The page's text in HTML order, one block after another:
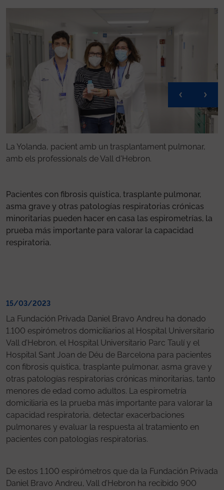
La Yolanda, pacient amb un trasplantament pulmonar,
amb els professionals de Vall d'Hebron.
Pacientes con fibrosis quística, trasplante pulmonar,
asma grave y otras patologías respiratorias crónicas
minoritarias pueden hacer en casa las espirometrías, la
prueba más importante para valorar la capacidad
respiratoria.
15/03/2023
La Fundación Privada Daniel Bravo Andreu ha donado
1.100 espirómetros domiciliarios al Hospital Universitario
Vall d’Hebron, el Hospital Universitario Parc Taulí y el
Hospital Sant Joan de Déu de Barcelona para pacientes
con fibrosis quística, trasplante pulmonar, asma grave y
otras patologías respiratorias crónicas minoritarias, tanto
menores de edad como adultos. La espirometría
domiciliaria es la prueba más importante para valorar la
capacidad respiratoria, detectar exacerbaciones
pulmonares y evaluar la respuesta al tratamiento en
pacientes con patologías respiratorias.
De estos 1.100 espirómetros que da la Fundación Privada
Daniel Bravo Andreu, Vall d’Hebron ha recibido 900